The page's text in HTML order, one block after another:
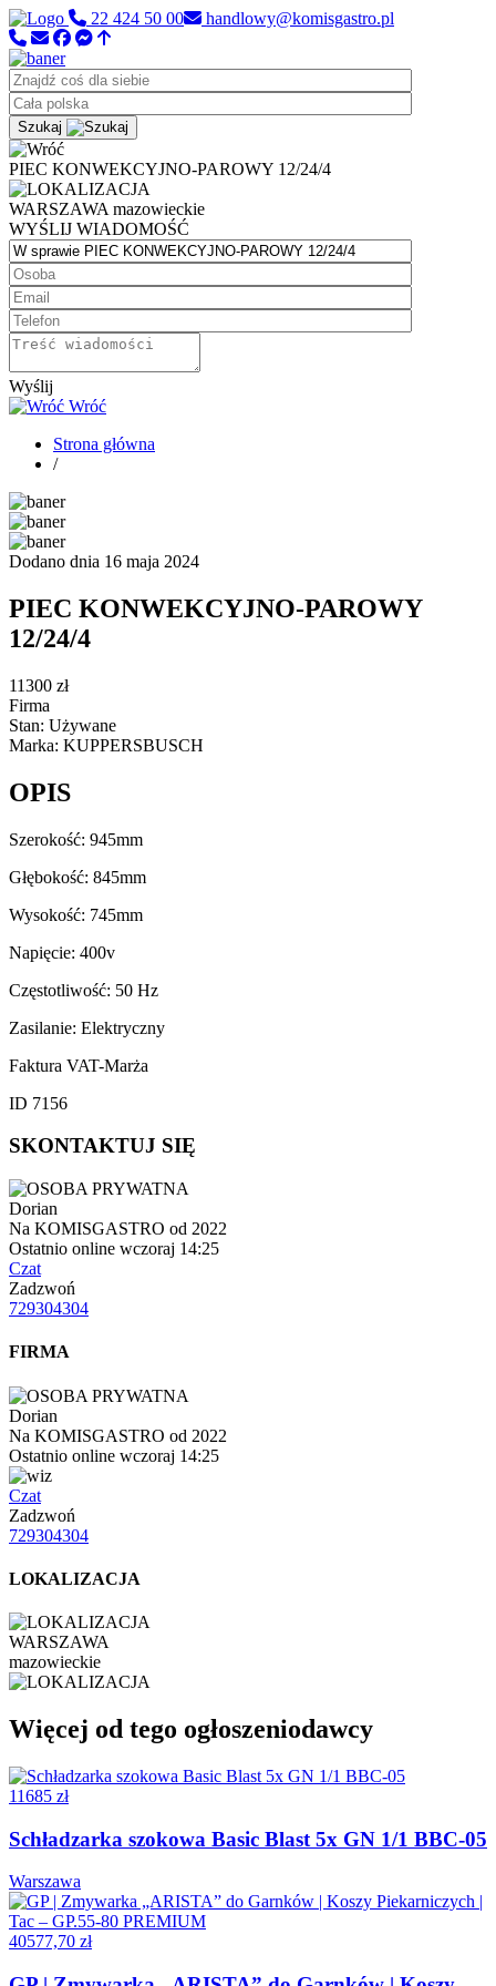
22 424 50 00 handlowy@komisgastro.pl
Szukaj
PIEC KONWEKCYJNO-PAROWY 12/24/4
WARSZAWA mazowieckie
WYŚLIJ WIADOMOŚĆ
Wyślij
Wróć
Strona główna
/
Dodano dnia 16 maja 2024
PIEC KONWEKCYJNO-PAROWY
12/24/4
11300 zł
Firma
Stan: Używane
Marka: KUPPERSBUSCH
OPIS
Szerokość: 945mm
Głębokość: 845mm
Wysokość: 745mm
Napięcie: 400v
Częstotliwość: 50 Hz
Zasilanie: Elektryczny
Faktura VAT-Marża
ID 7156
SKONTAKTUJ SIĘ
Dorian
Na KOMISGASTRO od 2022
Ostatnio online wczoraj 14:25
Czat
Zadzwoń
729304304
FIRMA
Dorian
Na KOMISGASTRO od 2022
Ostatnio online wczoraj 14:25
Czat
Zadzwoń
729304304
LOKALIZACJA
WARSZAWA
mazowieckie
Więcej od tego ogłoszeniodawcy
11685 zł
Schładzarka szokowa Basic Blast 5x GN 1/1 BBC-05
Warszawa
40577,70 zł